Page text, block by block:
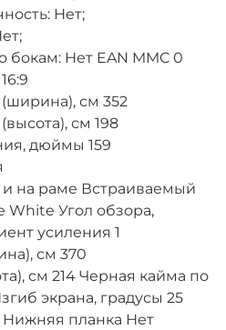
Нет;
бокам: Нет EAN MMC 0
см 352
см 198
дюймы 159
на раме Встраиваемый
White Угол обзора,
усиления 1
см 370
см 214 Черная кайма по
экрана, градусы 25
планка Нет